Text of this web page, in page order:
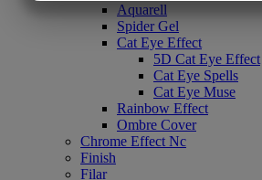
Aquarell
Spider Gel
Cat Eye Effect
5D Cat Eye Effect
Cat Eye Spells
Cat Eye Muse
Rainbow Effect
Ombre Cover
Chrome Effect Nc
Finish
Filar
MARKNADSFÖRING